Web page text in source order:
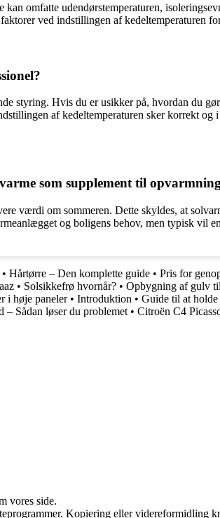
omfatte udendørstemperaturen,
ved indstillingen af kedeltemperaturen
styring. Hvis du er usikker på, hvordan du
af kedeltemperaturen sker korrekt og i
som supplement til
værdi om sommeren. Dette skyldes, at
og boligens behov, men typisk vil
• Hårtørre – Den komplette guide • Pris for
• Solsikkefrø hvornår? • Opbygning af gulv
i høje paneler• Introduktion • Guide til at holde
Sådan løser du problemet • Citroën C4
vores side.
Kopiering eller videreformidling